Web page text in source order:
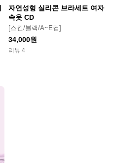
자연성형 실리콘 브라세트 여자
속옷 CD
[스킨/블랙/A~E컵]
34,000원
리뷰 4